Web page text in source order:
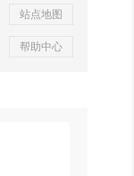
站点地图
帮助中心